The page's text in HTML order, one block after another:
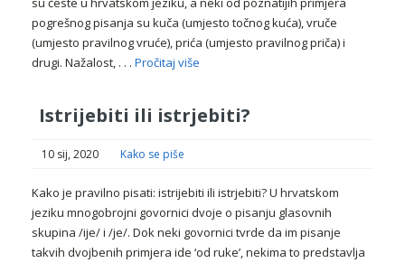
pogrešnog pisanja su kuča (umjesto točnog kuća), vruče
(umjesto pravilnog vruće), prića (umjesto pravilnog priča) i
drugi. Nažalost, . . . Pročitaj više
Istrijebiti ili istrjebiti?
10 sij, 2020 Kako se piše
Kako je pravilno pisati: istrijebiti ili istrjebiti? U hrvatskom
jeziku mnogobrojni govornici dvoje o pisanju glasovnih
skupina /ije/ i /je/. Dok neki govornici tvrde da im pisanje
takvih dvojbenih primjera ide ‘od ruke’, nekima to predstavlja